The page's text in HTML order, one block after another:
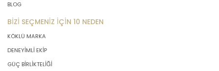
BLOG
BİZİ SEÇMENİZ İÇİN 10 NEDEN
KÖKLÜ MARKA
DENEYİMLİ EKİP
GÜÇ BİRLİKTELİĞİ